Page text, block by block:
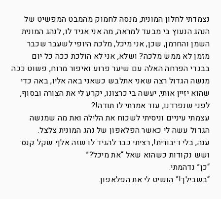
נצמדתי לחלון המונית, מנסה לחמוק מהמבט המפשיט של
הנהג הנעוץ בי מבעד למראה, מה אני אגיד לו, לנהג המונית
השמן והחרמן, שכן, אני מיכל, מלכת היופי לשעבר שכבר
מזמן לא ממש מלכה? ושלא, אני לא הולכת ככה כל יום
בבגדי הפרחה האלה עם שיער פרוע ואיפור מרוח, פשוט ככה
מנשה הגדול רצה שאני אתלבש כשאני באה אליו, באה כדי
שהוא יזיין אותי, יעשה בי כרצונו, יקרע לי את הצורה ובסוף,
לפני שנפרדנו, עוד אמרתי לו תודה!?
עצמתי עיניים וניסיתי לשכוח את הלילה ואת מה שמנשה
הגדול עשה לי כאשר הפלאפון של נהג המונית צלצל.
ענה, בלי דיבורית!, רציתי כבר להגיד לו שזה אלף שקל קנס
ושש נקודות כשהוא שאל “את מיכל?”
“כן” נדהמתי.
“בשבילך!” הושיט לי את הפלאפון.